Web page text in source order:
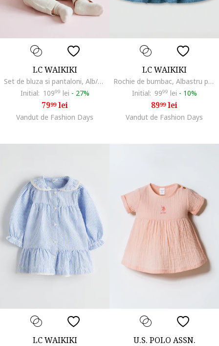
LC WAIKIKI
Set de bluza si pantaloni, Alb/Maro deschis
Initial: 10999 lei - 27%
7999lei
Vandut de Fashion Days
LC WAIKIKI
Rochie de bumbac, Albastru paun
Initial: 9999 lei - 10%
8999lei
Vandut de Fashion Days
LC WAIKIKI U.S. POLO ASSN.